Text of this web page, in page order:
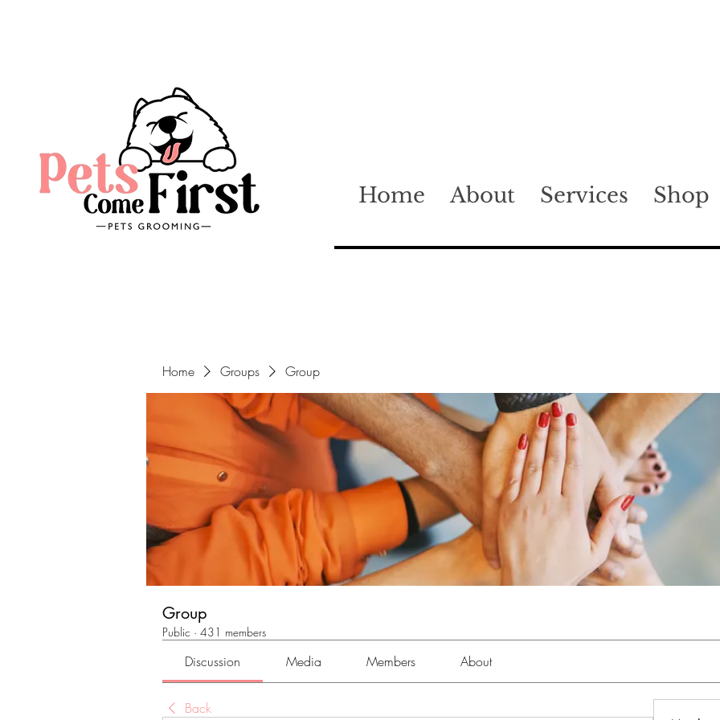
Home About Services Shop
Home Groups Group
Group
Public · 431 members
Discussion Media Members About
Back